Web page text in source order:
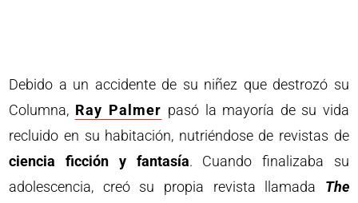
Debido a un accidente de su niñez que destrozó su
Columna, Ray Palmer pasó la mayoría de su vida
recluido en su habitación, nutriéndose de revistas de
ciencia ficción y fantasía. Cuando finalizaba su
adolescencia, creó su propia revista llamada The